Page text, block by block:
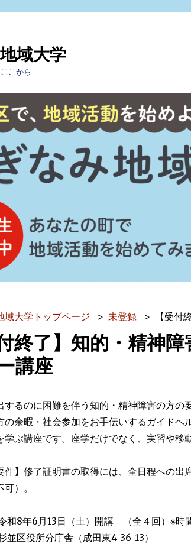
域大学
こから
域大学トップページ 未登録 【受付
付終了】知的・精神
講座
するのに困難を伴う知的・精神障害の方の
の余暇・社会参加をお手伝いするガイドヘ
学ぶ講座です。座学だけでなく、実習や移
件】修了証明書の取得には、全日程への
）。
令和8年6月13日（土）開講 （全４回）※時
並区役所分庁舎（成田東4-36-13）